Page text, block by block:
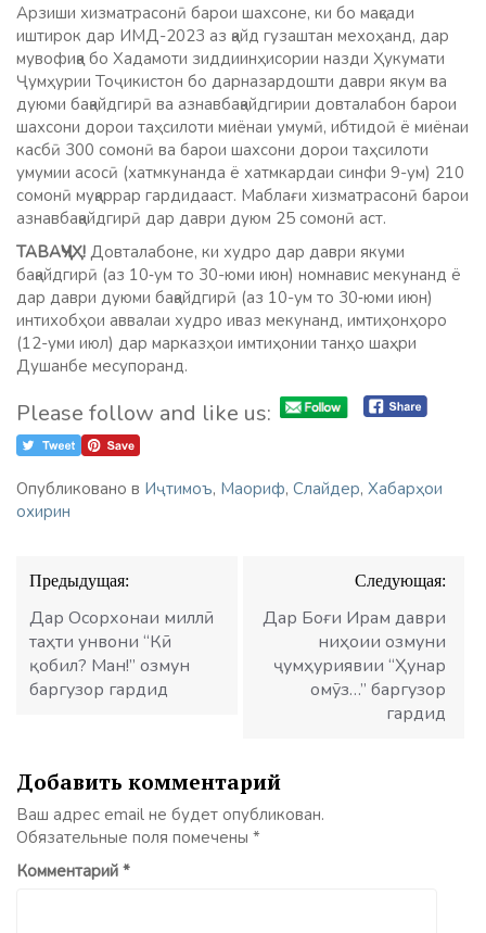
Арзиши хизматрасонӣ барои шахсоне, ки бо мақсади
иштирок дар ИМД-2023 аз қайд гузаштан мехоҳанд, дар
мувофиқа бо Хадамоти зиддиинҳисории назди Ҳукумати
Ҷумҳурии Тоҷикистон бо дарназардошти даври якум ва
дуюми бақайдгирӣ ва азнавбақайдгирии довталабон барои
шахсони дорои таҳсилоти миёнаи умумӣ, ибтидоӣ ё миёнаи
касбӣ 300 сомонӣ ва барои шахсони дорои таҳсилоти
умумии асосӣ (хатмкунанда ё хатмкардаи синфи 9-ум) 210
сомонӣ муқаррар гардидааст. Маблағи хизматрасонӣ барои
азнавбақайдгирӣ дар даври дуюм 25 сомонӣ аст.
ТАВАҶҶУҲ! Довталабоне, ки худро дар даври якуми
бақайдгирӣ (аз 10‑ум то 30-юми июн) номнавис мекунанд ё
дар даври дуюми бақайдгирӣ (аз 10-ум то 30‑юми июн)
интихобҳои аввалаи худро иваз мекунанд, имтиҳонҳоро
(12-уми июл) дар марказҳои имтиҳонии танҳо шаҳри
Душанбе месупоранд.
Please follow and like us:
Опубликовано в Иҷтимоъ, Маориф, Слайдер, Хабарҳои
охирин
Навигация
по
записям
Предыдущая:
Дар Осорхонаи миллӣ
таҳти унвони “Кӣ
қобил? Ман!” озмун
баргузор гардид
Следующая:
Дар Боғи Ирам даври
ниҳоии озмуни
ҷумҳуриявии “Ҳунар
омӯз…” баргузор
гардид
Добавить комментарий
Ваш адрес email не будет опубликован.
Обязательные поля помечены *
Комментарий *